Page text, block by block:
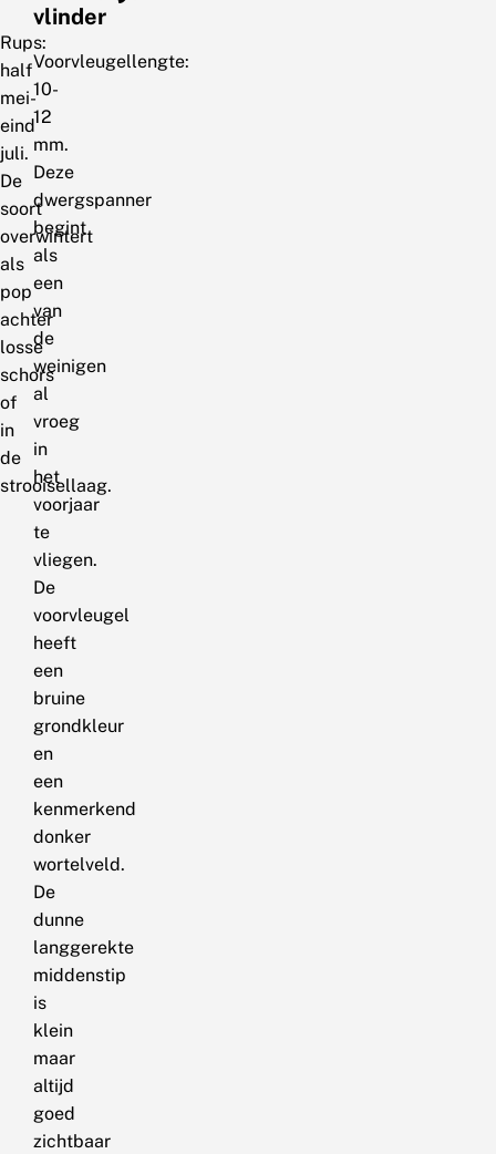
Rups:
half
mei-
eind
juli.
De
soort
overwintert
als
pop
achter
losse
schors
of
in
de
strooisellaag.
vlinder
Voorvleugellengte:
10-
12
mm.
Deze
dwergspanner
begint
als
een
van
de
weinigen
al
vroeg
in
het
voorjaar
te
vliegen.
De
voorvleugel
heeft
een
bruine
grondkleur
en
een
kenmerkend
donker
wortelveld.
De
dunne
langgerekte
middenstip
is
klein
maar
altijd
goed
zichtbaar